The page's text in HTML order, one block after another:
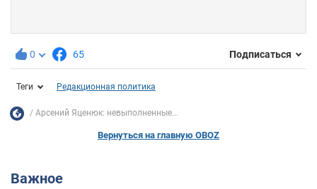
0 65 Подписаться
Теги Редакционная политика
Арсений Яценюк: невыполненные...
Вернуться на главную OBOZ
Важное